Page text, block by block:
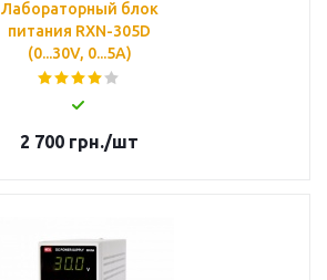
Лабораторный блок
питания RXN-305D
(0...30V, 0...5A)
2 700 грн./шт